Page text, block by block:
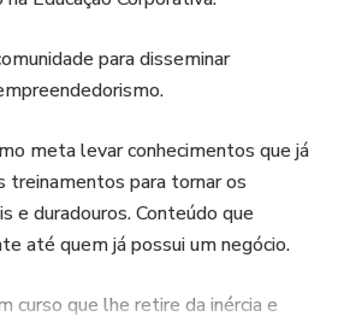
para disseminar
meta levar conhecimentos que já
treinamentos para tornar os
e duradouros. Conteúdo que
até quem já possui um negócio.
curso que lhe retire da inércia e